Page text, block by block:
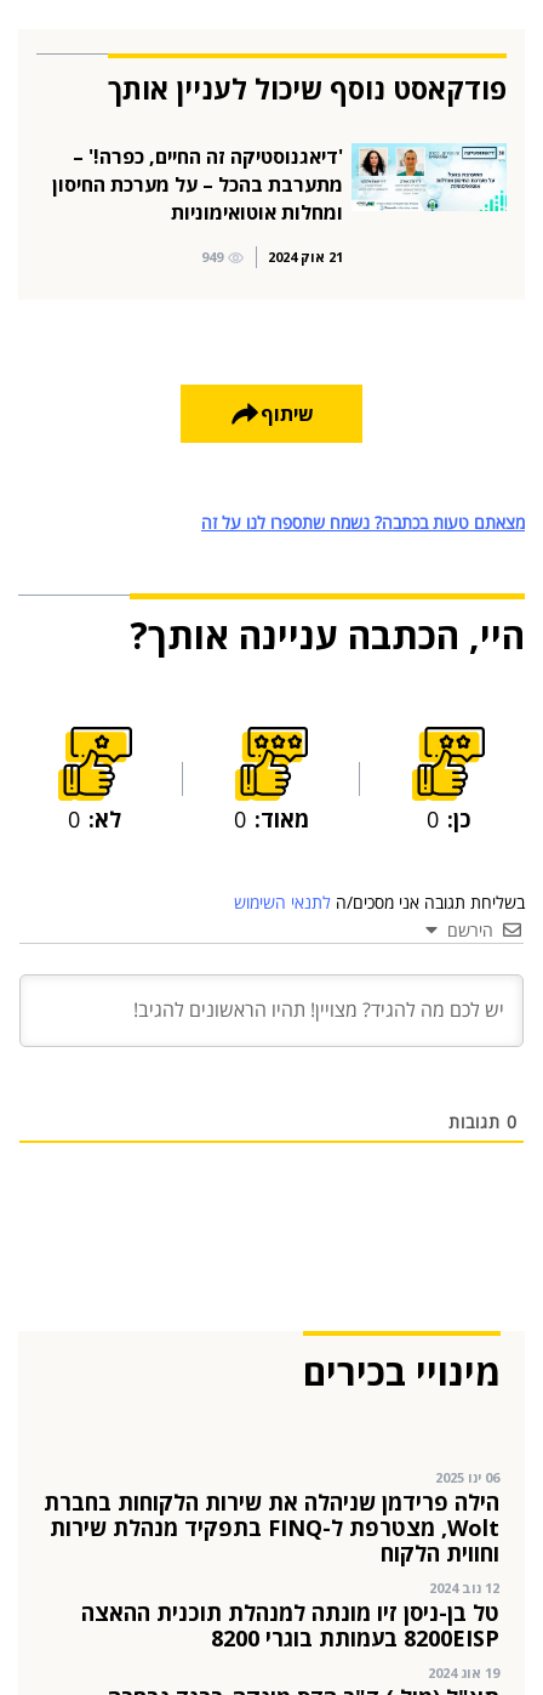
פודקאסט נוסף שיכול לעניין אותך
'דיאגנוסטיקה זה החיים, כפרה!' –
מתערבת בהכל – על מערכת החיסון
ומחלות אוטואימוניות
21 אוק 2024 949
שיתוף
מצאתם טעות בכתבה? נשמח שתספרו לנו על זה
היי, הכתבה עניינה אותך?
כן: 0 מאוד: 0 לא: 0
בשליחת תגובה אני מסכים/ה לתנאי השימוש
הירשם
0 תגובות
מינויי בכירים
חינוכית מתברכת בשלושה מינויים חדשים
29 מאי 2024
05 מאי 2024
התפקיד החדש של הילה קורח
25 פבר 2025
06 ינו 2025
הילה פרידמן שניהלה את שירות הלקוחות בחברת
Wolt, מצטרפת ל-FINQ בתפקיד מנהלת שירות
וחווית הלקוח
12 נוב 2024
טל בן-ניסן זיו מונתה למנהלת תוכנית ההאצה
8200EISP בעמותת בוגרי 8200
19 אוג 2024